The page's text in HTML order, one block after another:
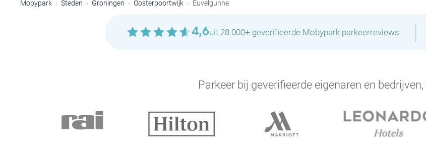
Mobypark Steden Groningen Oosterpoortwijk Euvelgunne
4,6uit 28.000+ geverifieerde Mobypark parkeerreviews |
Parkeer bij geverifieerde eigenaren en